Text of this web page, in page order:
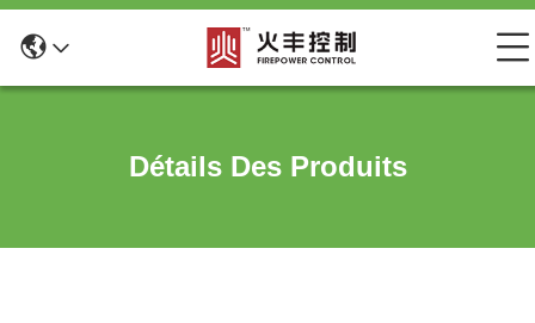
Détails Des Produits